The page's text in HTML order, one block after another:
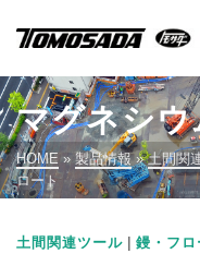
マグネシ
HOME » 製品情報 » 土間関
ロート
土間関連ツール | 鏝・フロ